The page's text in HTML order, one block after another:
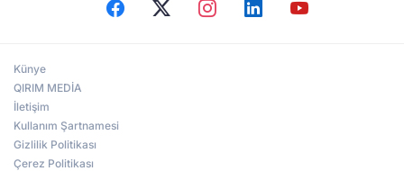
Künye
QIRIM MEDİA
İletişim
Kullanım Şartnamesi
Gizlilik Politikası
Çerez Politikası